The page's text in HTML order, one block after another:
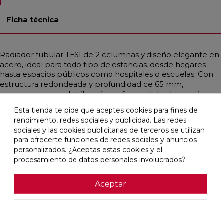
Ficha técnica
Radiador tubular TESI de 2 columnas y diseño elegante en
acero, ideal para todo tipo de estancias, desde hogares
hasta espacios públicos como hospitales o escuelas. Con
estructura redondeada y profundidad de 65 mm,
proporciona una distribución uniforme del calor gracias a
baja temperatura, como calderas de condensación o
bombas de calor. Disponible en diferentes medidas con
potencias desde 14,9 hasta 2769 W por elemento
(∆T=50°C). Incluye soportes universales, purgador y tapón.
Color Blanco Estándar o en todos los acabados Irsap.
Esta tienda te pide que aceptes cookies para fines de
rendimiento, redes sociales y publicidad. Las redes
sociales y las cookies publicitarias de terceros se utilizan
para ofrecerte funciones de redes sociales y anuncios
personalizados. ¿Aceptas estas cookies y el
procesamiento de datos personales involucrados?
Aceptar